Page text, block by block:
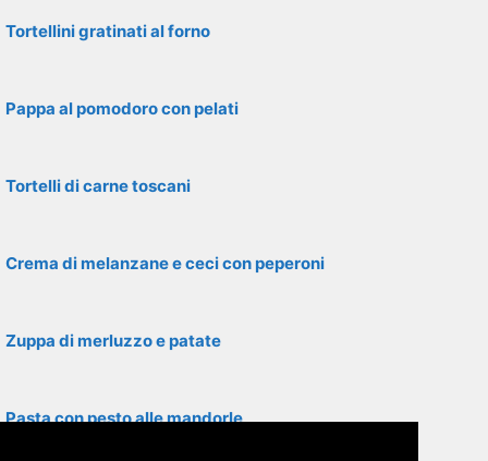
Tortellini gratinati al forno
Pappa al pomodoro con pelati
Tortelli di carne toscani
Crema di melanzane e ceci con peperoni
Zuppa di merluzzo e patate
Pasta con pesto alle mandorle